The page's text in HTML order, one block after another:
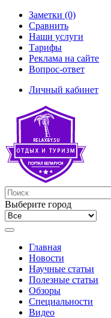
Заметки (0)
Сравнить
Наши услуги
Тарифы
Реклама на сайте
Вопрос-ответ
Личный кабинет
Выберите город
Главная
Новости
Научные статьи
Полезные статьи
Обзоры
Специальности
Видео